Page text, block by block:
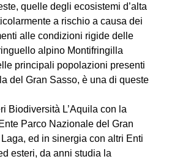
quelle degli ecosistemi d’alta
a rischio a causa dei
alle condizioni rigide delle
alpino Montifringilla
principali popolazioni presenti
del Gran Sasso, è una di queste
Biodiversità L’Aquila con la
Parco Nazionale del Gran
ed in sinergia con altri Enti
esteri, da anni studia la